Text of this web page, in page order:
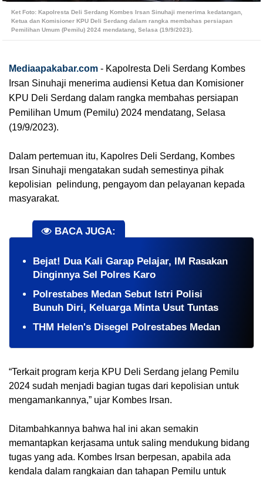
Ket Foto: Kapolresta Deli Serdang Kombes Irsan Sinuhaji menerima kedatangan,
Ketua dan Komisioner KPU Deli Serdang dalam rangka membahas persiapan
Pemilihan Umum (Pemilu) 2024 mendatang, Selasa (19/9/2023).
Mediaapakabar.com - Kapolresta Deli Serdang Kombes
Irsan Sinuhaji menerima audiensi Ketua dan Komisioner
KPU Deli Serdang dalam rangka membahas persiapan
Pemilihan Umum (Pemilu) 2024 mendatang, Selasa
(19/9/2023).
Dalam pertemuan itu, Kapolres Deli Serdang, Kombes
Irsan Sinuhaji mengatakan sudah semestinya pihak
kepolisian pelindung, pengayom dan pelayanan kepada
masyarakat.
BACA JUGA:
​Bejat! Dua Kali Garap Pelajar, IM Rasakan
Dinginnya Sel Polres Karo
Polrestabes Medan Sebut Istri Polisi
Bunuh Diri, Keluarga Minta Usut Tuntas
THM Helen's Disegel Polrestabes Medan
“Terkait program kerja KPU Deli Serdang jelang Pemilu
2024 sudah menjadi bagian tugas dari kepolisian untuk
mengamankannya,” ujar Kombes Irsan.
Ditambahkannya bahwa hal ini akan semakin
memantapkan kerjasama untuk saling mendukung bidang
tugas yang ada. Kombes Irsan berpesan, apabila ada
kendala dalam rangkaian dan tahapan Pemilu untuk